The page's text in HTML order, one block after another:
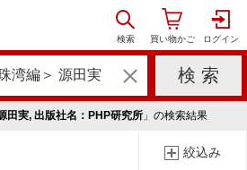
田実, 出版社名：PHP研究所 」の検索結果
絞込み